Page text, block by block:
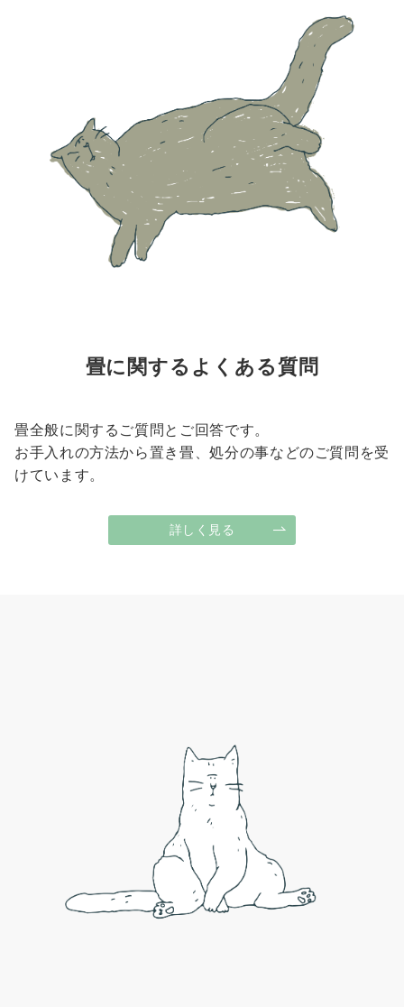
畳に関するよくある質問
畳全般に関するご質問とご回答です。
お手入れの方法から置き畳、処分の事などのご質問を受
けています。
詳しく見る